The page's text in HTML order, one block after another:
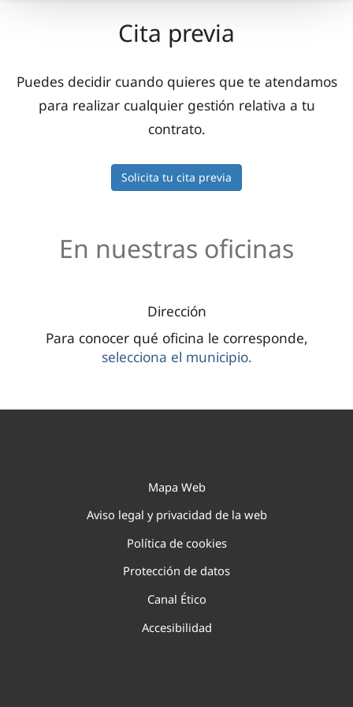
Cita previa
Puedes decidir cuando quieres que te atendamos
para realizar cualquier gestión relativa a tu
contrato.
Solicita tu cita previa
En nuestras oficinas
Dirección
Para conocer qué oficina le corresponde,
selecciona el municipio.
Mapa Web
Aviso legal y privacidad de la web
Política de cookies
Protección de datos
Canal Ético
Accesibilidad